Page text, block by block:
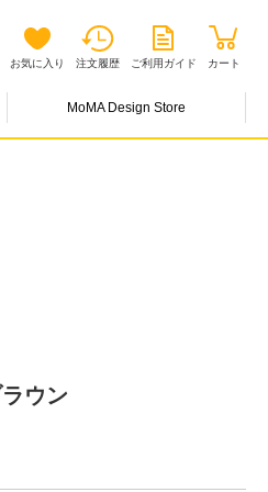
お気に入り 注文履歴 ご利用ガイド カート
MoMA Design Store
ウン